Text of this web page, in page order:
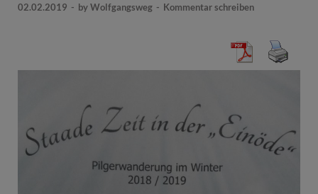
02.02.2019 - byWolfgangsweg - Kommentar schreiben